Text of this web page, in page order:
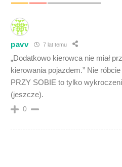
pavv 7 lat temu
„Dodatkowo kierowca nie miał
kierowania pojazdem.” Nie
PRZY SOBIE to tylko
(jeszcze).
0